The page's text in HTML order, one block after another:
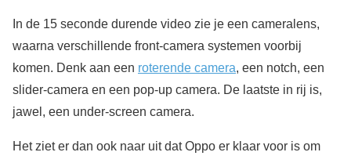
In de 15 seconde durende video zie je een cameralens,
waarna verschillende front-camera systemen voorbij
komen. Denk aan een roterende camera, een notch, een
slider-camera en een pop-up camera. De laatste in rij is,
jawel, een under-screen camera.
Het ziet er dan ook naar uit dat Oppo er klaar voor is om